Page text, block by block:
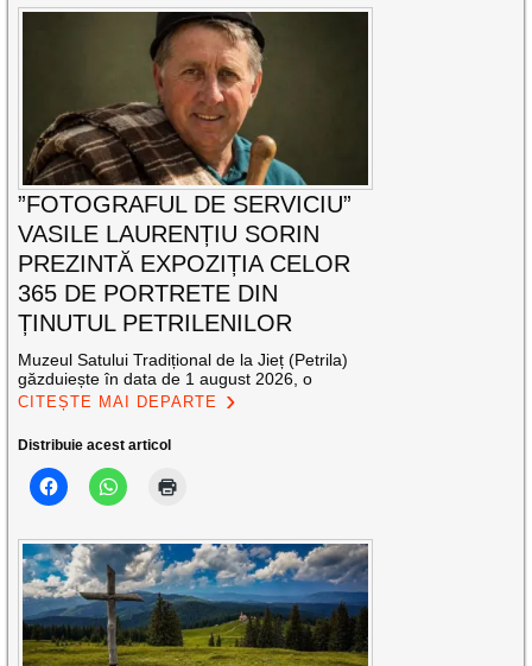
”FOTOGRAFUL DE SERVICIU”
VASILE LAURENȚIU SORIN
PREZINTĂ EXPOZIȚIA CELOR
365 DE PORTRETE DIN
ȚINUTUL PETRILENILOR
Muzeul Satului Tradițional de la Jieț (Petrila)
găzduiește în data de 1 august 2026, o
CITEȘTE MAI DEPARTE
Distribuie acest articol